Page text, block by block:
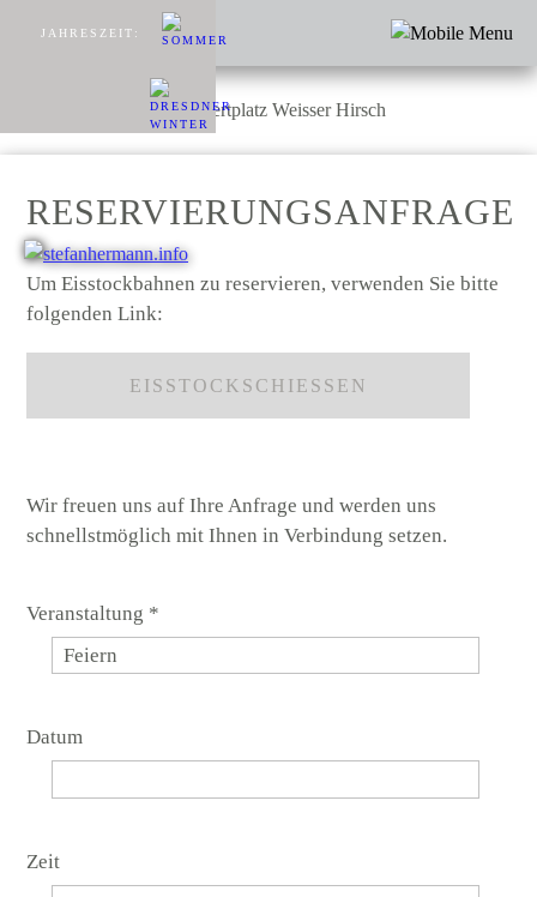
JAHRESZEIT:
RESERVIERUNGSANFRAGE
Um Eisstockbahnen zu reservieren, verwenden Sie bitte
folgenden Link:
EISSTOCKSCHIESSEN
Wir freuen uns auf Ihre Anfrage und werden uns
schnellstmöglich mit Ihnen in Verbindung setzen.
Veranstaltung *
Datum
Zeit